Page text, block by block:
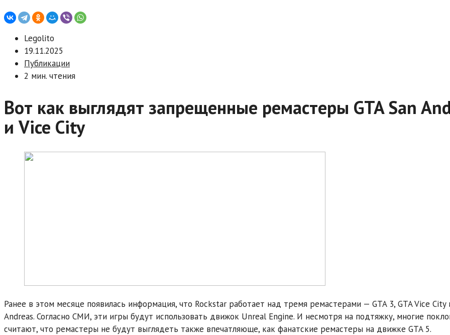
Legolito
19.11.2025
Публикации
2 мин. чтения
Вот как выглядят запрещенные ремастеры GTA San
и Vice City
Ранее в этом месяце появилась информация, что Rockstar работает над тремя ремастерами — GTA 3, GTA Vice City
Andreas. Согласно СМИ, эти игры будут использовать движок Unreal Engine. И несмотря на подтяжку, многие
считают, что ремастеры не будут выглядеть также впечатляюще, как фанатские ремастеры на движке GTA 5.